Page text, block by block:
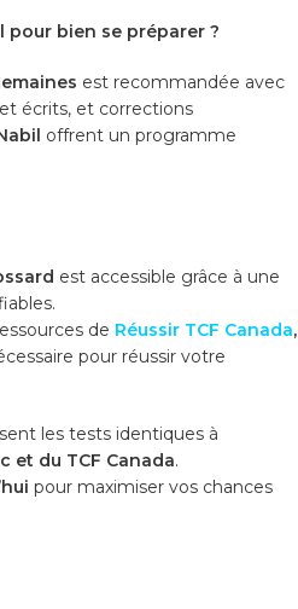
pour bien se préparer ?
est recommandée avec
écrits, et corrections
offrent un programme
est accessible grâce à une
de Réussir TCF Canada,
pour réussir votre
les tests identiques à
et du TCF Canada.
pour maximiser vos chances